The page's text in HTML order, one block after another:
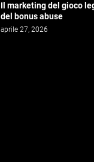
Il marketing del gioco
del bonus abuse
aprile 27, 2026